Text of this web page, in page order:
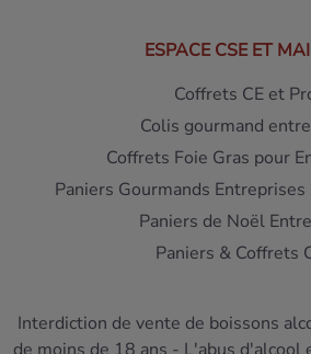
ESPACE CSE ET
Coffrets CE et
Colis gourmand
Coffrets Foie Gras pour
Paniers Gourmands
Paniers de Noël
Paniers & Coffrets
Interdiction de vente de boissons